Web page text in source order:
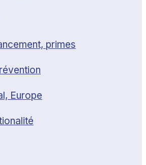
primes
Europe